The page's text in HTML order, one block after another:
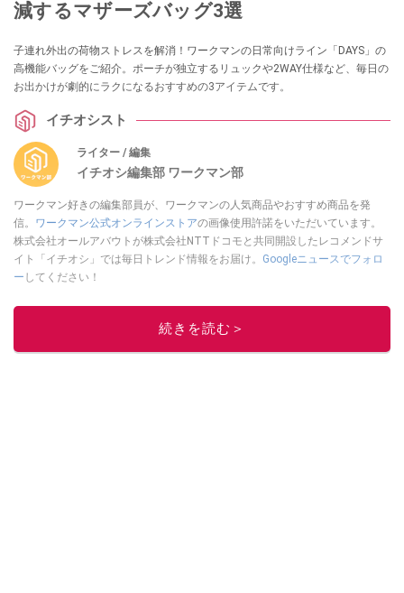
減するマザーズバッグ3選
子連れ外出の荷物ストレスを解消！ワークマンの日常向けライン「DAYS」の
高機能バッグをご紹介。ポーチが独立するリュックや2WAY仕様など、毎日の
お出かけが劇的にラクになるおすすめの3アイテムです。
イチオシスト
ライター / 編集
イチオシ編集部 ワークマン部
ワークマン好きの編集部員が、ワークマンの人気商品やおすすめ商品を発
信。 ワークマン公式オンラインストアの画像使用許諾をいただいています。
株式会社オールアバウトが株式会社NTTドコモと共同開設したレコメンドサ
イト「イチオシ」では毎日トレンド情報をお届け。 Googleニュースでフォロ
ー してください！
このイチオシストの他の記事を読む
続きを読む＞